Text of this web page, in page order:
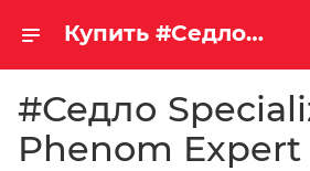
Купить #Седло Specialized Phenom Expert за рублей, а со скидкой
#Седло
Phenom Expert